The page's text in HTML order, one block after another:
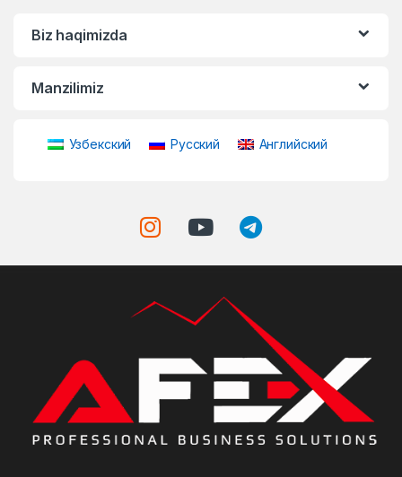
Biz haqimizda
Manzilimiz
Узбекский Русский Английский